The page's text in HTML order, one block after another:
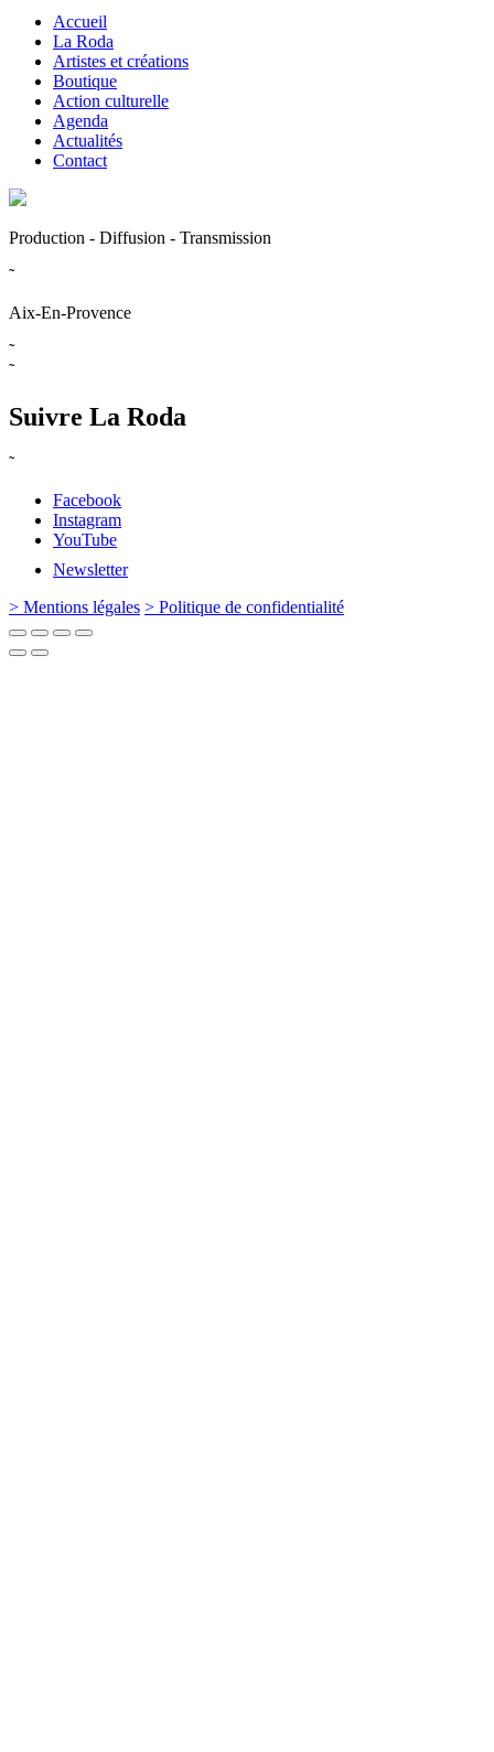
Accueil
La Roda
Artistes et créations
Boutique
Action culturelle
Agenda
Actualités
Contact
Production - Diffusion - Transmission
˜
Aix-En-Provence
˜
˜
Suivre La Roda
˜
Facebook
Instagram
YouTube
Newsletter
> Mentions légales > Politique de confidentialité